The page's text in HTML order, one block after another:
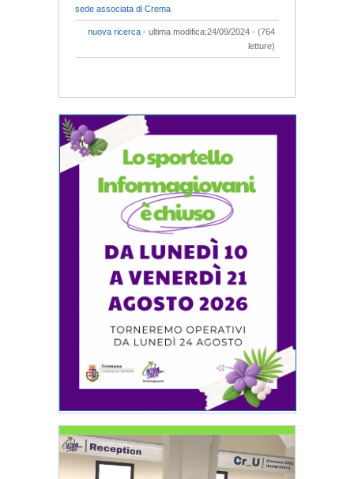
sede associata di Crema
nuova ricerca - ultima modifica:24/09/2024 - (764
letture)